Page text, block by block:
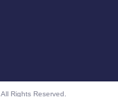
All Rights Reserved.